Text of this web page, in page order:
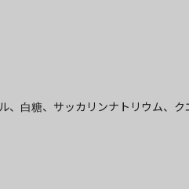
、白糖、サッカリンナトリウム、ク